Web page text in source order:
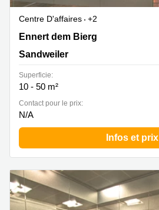
Centre D'affaires
+2
2b Ennert dem Bierg, Sandweiler
Ennert dem Bierg
Sandweiler
Superficie:
10 - 50 m²
Contact pour le prix:
N/A
Infos et prix